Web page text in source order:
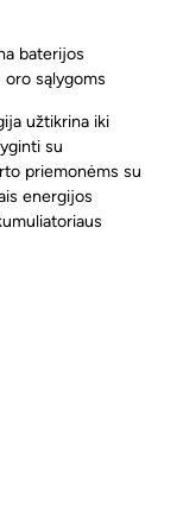
baterijos
sąlygoms
užtikrina iki
su
priemonėms su
energijos